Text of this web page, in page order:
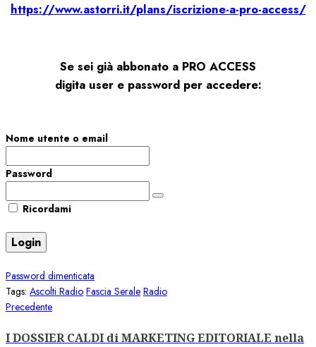
https://www.astorri.it/plans/iscrizione-a-pro-access/
Se sei già abbonato a PRO ACCESS
digita user e password per accedere:
Nome utente o email
Password
Ricordami
Password dimenticata
Tags: Ascolti Radio Fascia Serale Radio
Navigazione
articolo
PrecedenteArticolo
I DOSSIER CALDI di MARKETING EDITORIALE nella